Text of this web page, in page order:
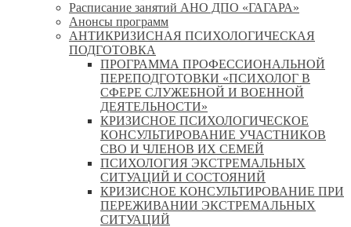
Расписание занятий АНО ДПО «ГАГАРА»
Анонсы программ
АНТИКРИЗИСНАЯ ПСИХОЛОГИЧЕСКАЯ
ПОДГОТОВКА
ПРОГРАММА ПРОФЕССИОНАЛЬНОЙ
ПЕРЕПОДГОТОВКИ «ПСИХОЛОГ В
СФЕРЕ СЛУЖЕБНОЙ И ВОЕННОЙ
ДЕЯТЕЛЬНОСТИ»
КРИЗИСНОЕ ПСИХОЛОГИЧЕСКОЕ
КОНСУЛЬТИРОВАНИЕ УЧАСТНИКОВ
СВО И ЧЛЕНОВ ИХ СЕМЕЙ
ПСИХОЛОГИЯ ЭКСТРЕМАЛЬНЫХ
СИТУАЦИЙ И СОСТОЯНИЙ
КРИЗИСНОЕ КОНСУЛЬТИРОВАНИЕ ПРИ
ПЕРЕЖИВАНИИ ЭКСТРЕМАЛЬНЫХ
СИТУАЦИЙ